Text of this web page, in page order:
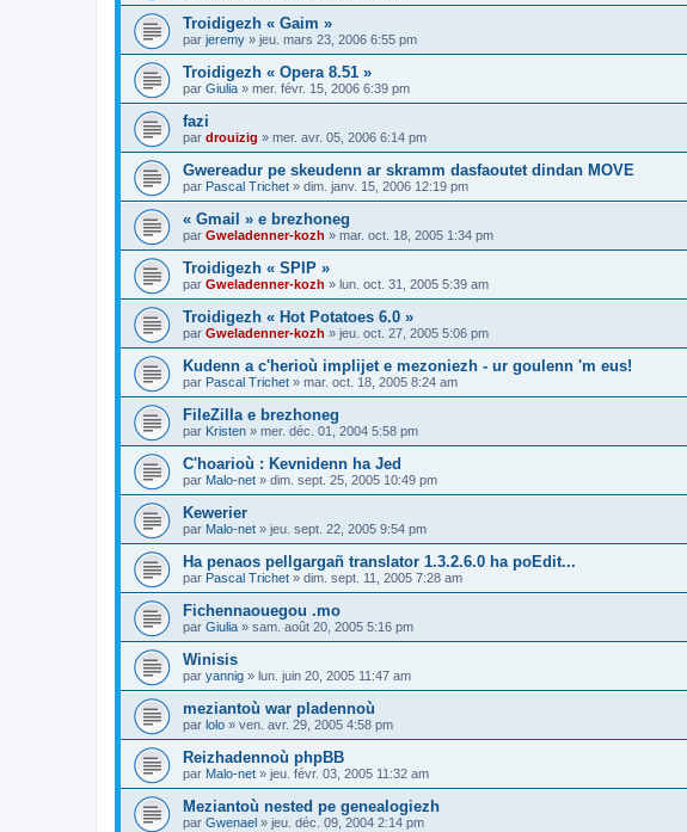
Troidigezh « Gaim »
par jeremy » jeu. mars 23, 2006 6:55 pm
Troidigezh « Opera 8.51 »
par Giulia » mer. févr. 15, 2006 6:39 pm
fazi
par drouizig » mer. avr. 05, 2006 6:14 pm
Gwereadur pe skeudenn ar skramm dasfaoutet dindan MOVE
par Pascal Trichet » dim. janv. 15, 2006 12:19 pm
« Gmail » e brezhoneg
par Gweladenner-kozh » mar. oct. 18, 2005 1:34 pm
Troidigezh « SPIP »
par Gweladenner-kozh » lun. oct. 31, 2005 5:39 am
Troidigezh « Hot Potatoes 6.0 »
par Gweladenner-kozh » jeu. oct. 27, 2005 5:06 pm
Kudenn a c'herioù implijet e mezoniezh - ur goulenn 'm eus!
par Pascal Trichet » mar. oct. 18, 2005 8:24 am
FileZilla e brezhoneg
par Kristen » mer. déc. 01, 2004 5:58 pm
C'hoarioù : Kevnidenn ha Jed
par Malo-net » dim. sept. 25, 2005 10:49 pm
Kewerier
par Malo-net » jeu. sept. 22, 2005 9:54 pm
Ha penaos pellgargañ translator 1.3.2.6.0 ha poEdit...
par Pascal Trichet » dim. sept. 11, 2005 7:28 am
Fichennaouegou .mo
par Giulia » sam. août 20, 2005 5:16 pm
Winisis
par yannig » lun. juin 20, 2005 11:47 am
meziantoù war pladennoù
par lolo » ven. avr. 29, 2005 4:58 pm
Reizhadennoù phpBB
par Malo-net » jeu. févr. 03, 2005 11:32 am
Meziantoù nested pe genealogiezh
par Gwenael » jeu. déc. 09, 2004 2:14 pm